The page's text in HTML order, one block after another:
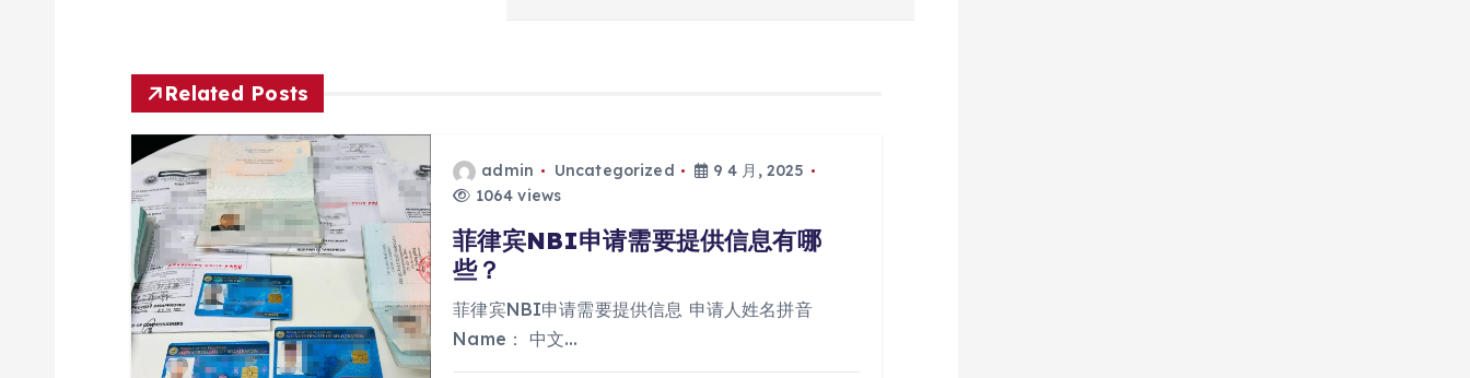
Related Posts
admin Uncategorized
9 4 月, 2025
1064 views
菲律宾NBI申请需要提供信息有哪
些？
菲律宾NBI申请需要提供信息 申请人姓名拼音
Name： 中文…